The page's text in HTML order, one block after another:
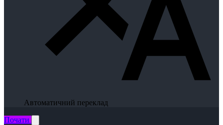
Автоматичний переклад
Почати